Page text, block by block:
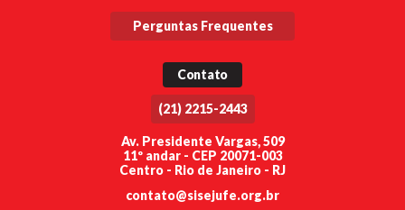
Perguntas Frequentes
Contato
(21) 2215-2443
Av. Presidente Vargas, 509
11º andar - CEP 20071-003
Centro - Rio de Janeiro - RJ
contato@sisejufe.org.br